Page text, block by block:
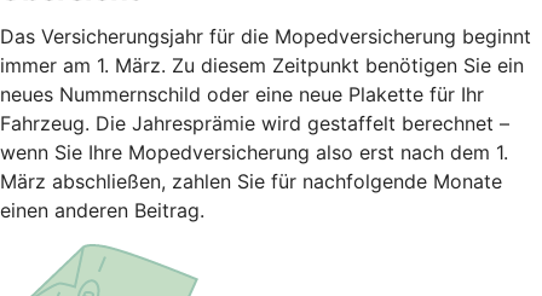
Das Versicherungsjahr für die Mopedversicherung beginnt
immer am 1. März. Zu diesem Zeitpunkt benötigen Sie ein
neues Nummernschild oder eine neue Plakette für Ihr
Fahrzeug. Die Jahresprämie wird gestaffelt berechnet –
wenn Sie Ihre Mopedversicherung also erst nach dem 1.
März abschließen, zahlen Sie für nachfolgende Monate
einen anderen Beitrag.